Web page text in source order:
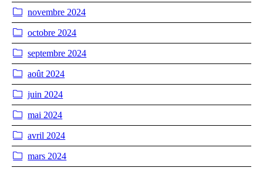
novembre 2024
octobre 2024
septembre 2024
août 2024
juin 2024
mai 2024
avril 2024
mars 2024